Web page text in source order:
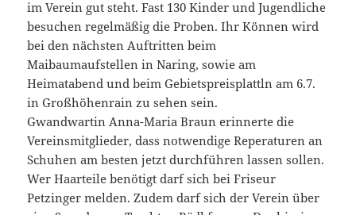
im Verein gut steht. Fast 130 Kinder und Jugendliche
besuchen regelmäßig die Proben. Ihr Können wird
bei den nächsten Auftritten beim
Maibaumaufstellen in Naring, sowie am
Heimatabend und beim Gebietspreisplattln am 6.7.
in Großhöhenrain zu sehen sein.
Gwandwartin Anna-Maria Braun erinnerte die
Vereinsmitglieder, dass notwendige Reperaturen an
Schuhen am besten jetzt durchführen lassen sollen.
Wer Haarteile benötigt darf sich bei Friseur
Petzinger melden. Zudem darf sich der Verein über